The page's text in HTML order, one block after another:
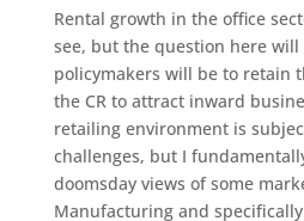
Rental growth in the office
see, but the question here
policymakers will be to retain
the CR to attract inward
retailing environment is
challenges, but I
doomsday views of some
Manufacturing and